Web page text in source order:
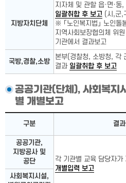
지방자치단체
지자체 및 관할 읍·면·
일괄취합 후 보고 (시,군,
※ 「노인복지법」 노인돌
지역사회보장협의체 위
기관에서 결과보고
국방,경찰,소방
본부(경찰청, 소방청, 각
결과 일괄취합 후 보고
공공기관(단체), 사회복
별 개별보고
구분 결
공공기관,
지방공사 및
공단
각 기관별 교육 담당자가
개별입력 보고
사회복지시설,